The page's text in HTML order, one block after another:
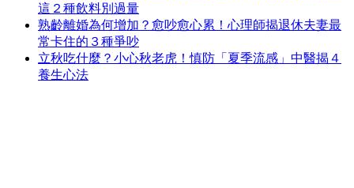
這２種飲料別過量
熟齡離婚為何增加？愈吵愈心累！心理師揭退休夫妻最
常卡住的３種爭吵
立秋吃什麼？小心秋老虎！慎防「夏季流感」中醫揭４
養生心法